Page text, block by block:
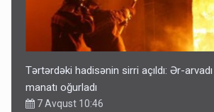
Tərtərdəki hadisənin sirri açıldı: Ər-arvadı
manatı oğurladı
7 Avqust 10:46